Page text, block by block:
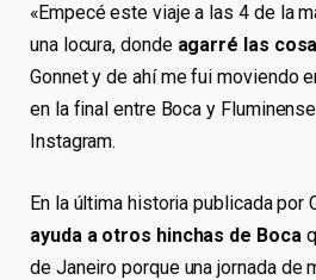
«Empecé este viaje a las 4 de la
una locura, donde agarré las
Gonnet y de ahí me fui moviendo
en la final entre Boca y
Instagram.
En la última historia publicada por
ayuda a otros hinchas de Boca
de Janeiro porque una jornada de